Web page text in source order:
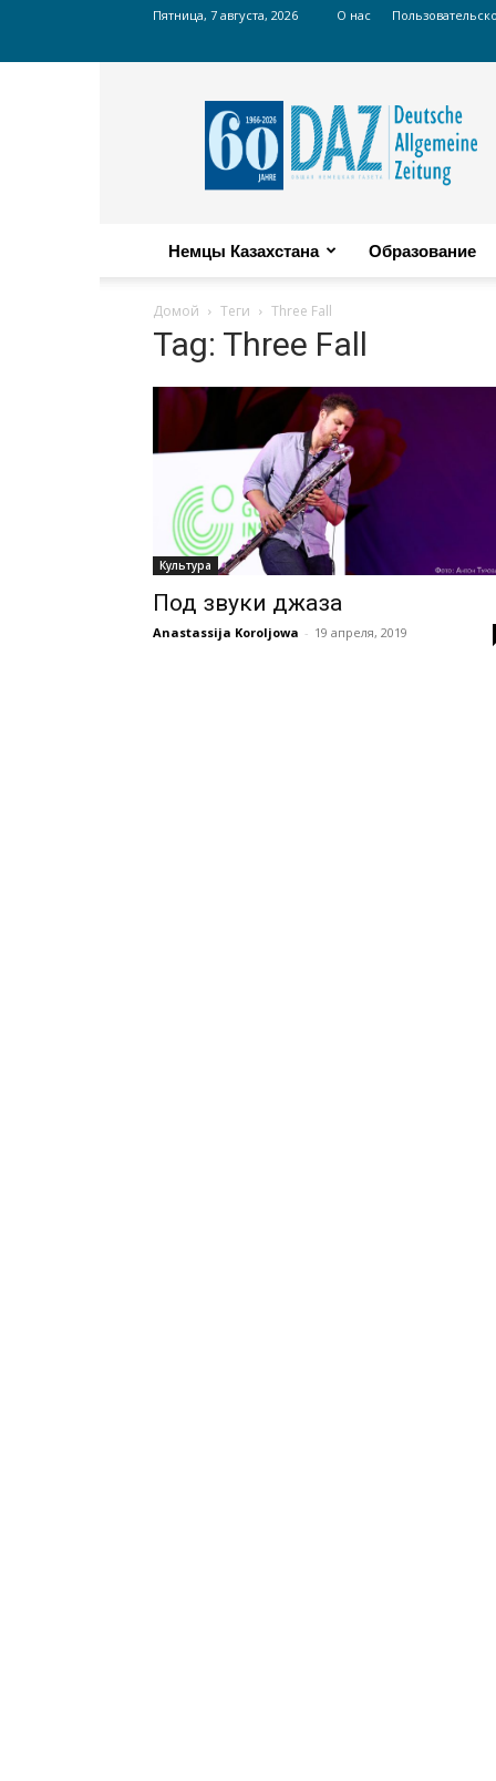
Пятница, 7 августа, 2026 О нас
Russian
DAZ
Немцы Казахстана Образование
Домой Теги Three Fall
Tag: Three Fall
Культура
Под звуки джаза
Anastassija Koroljowa - 19 апреля, 2019